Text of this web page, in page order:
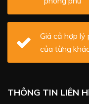
Giá cả hợp lý
của từng
THÔNG TIN LIÊN